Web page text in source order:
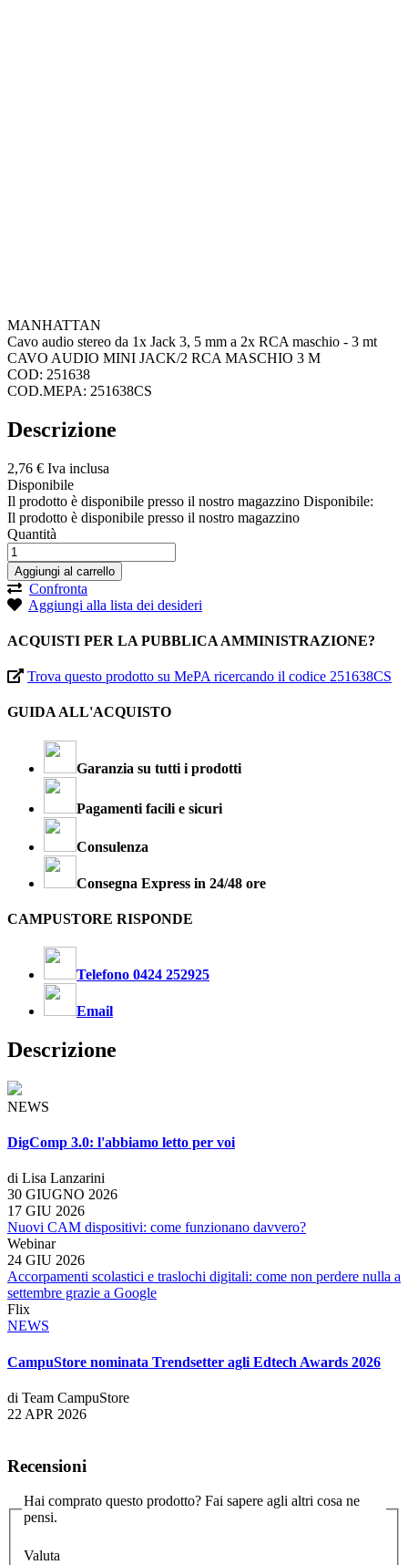
MANHATTAN
Cavo audio stereo da 1x Jack 3, 5 mm a 2x RCA maschio - 3 mt
CAVO AUDIO MINI JACK/2 RCA MASCHIO 3 M
COD: 251638
COD.MEPA: 251638CS
Descrizione
2,76 € Iva inclusa
Disponibile
Il prodotto è disponibile presso il nostro magazzino Disponibile:
Il prodotto è disponibile presso il nostro magazzino
Quantità
Aggiungi al carrello
Confronta
Aggiungi alla lista dei desideri
ACQUISTI PER LA PUBBLICA AMMINISTRAZIONE?
Trova questo prodotto su MePA ricercando il codice 251638CS
GUIDA ALL'ACQUISTO
Garanzia su tutti i prodotti
Pagamenti facili e sicuri
Consulenza
Consegna Express in 24/48 ore
CAMPUSTORE RISPONDE
Telefono 0424 252925
Email
Descrizione
NEWS
DigComp 3.0: l'abbiamo letto per voi
di Lisa Lanzarini
30 GIUGNO 2026
17 GIU 2026
Nuovi CAM dispositivi: come funzionano davvero?
Webinar
24 GIU 2026
Accorpamenti scolastici e traslochi digitali: come non perdere nulla a
settembre grazie a Google
Flix
NEWS
CampuStore nominata Trendsetter agli Edtech Awards 2026
di Team CampuStore
22 APR 2026
Recensioni
Hai comprato questo prodotto? Fai sapere agli altri cosa ne
pensi.
Valuta